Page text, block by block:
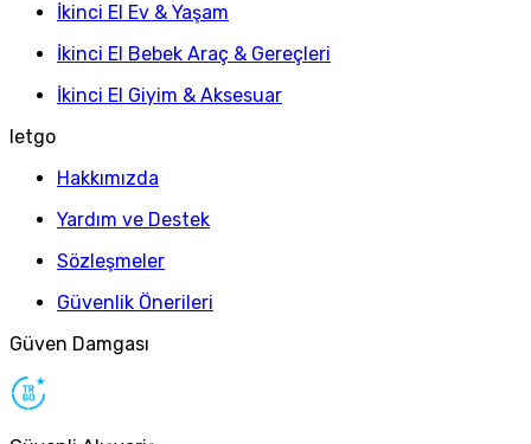
İkinci El Ev & Yaşam
İkinci El Bebek Araç & Gereçleri
İkinci El Giyim & Aksesuar
letgo
Hakkımızda
Yardım ve Destek
Sözleşmeler
Güvenlik Önerileri
Güven Damgası